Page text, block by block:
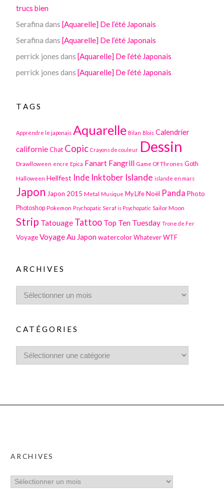
trucs bien
Serafina dans[Aquarelle] De l’été Japonais
Serafina dans[Aquarelle] De l’été Japonais
perrick jones dans[Aquarelle] De l’été Japonais
perrick jones dans[Aquarelle] De l’été Japonais
TAGS
Apprendre le japonais Aquarelle Bilan Blois Calendrier
californie Chat Copic Crayons de couleur Dessin
Drawlloween encre Epica Fanart Fangrill Game Of Thrones Goth
Halloween Hellfest Inde Inktober Islande islande en mars
Japon Japon 2015 Metal Musique My Life Noël Panda Photo
Photoshop Pokemon Psychopatic Seraf is Psychopatic Sailor Moon
Strip Tatouage Tattoo Top Ten Tuesday Trone de Fer
Voyage Voyage Au Japon watercolor Whatever WTF
ARCHIVES
CATÉGORIES
ARCHIVES